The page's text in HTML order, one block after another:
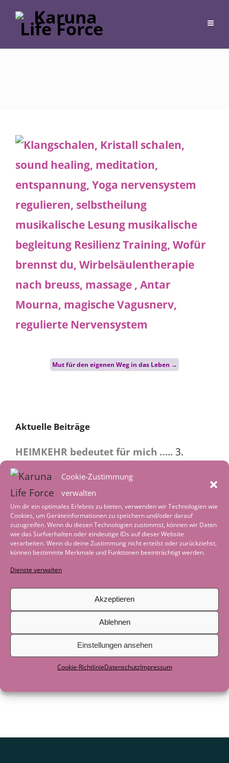
Cookie-Zustimmung
verwalten
Um dir ein optimales Erlebnis zu bieten, verwenden wir Technologien wie
Cookies, um Geräteinformationen zu speichern und/oder darauf
zuzugreifen. Wenn du diesen Technologien zustimmst, können wir Daten
wie das Surfverhalten oder eindeutige IDs auf dieser Website
verarbeiten. Wenn du deine Zustimmung nicht erteilst oder zurückziehst,
können bestimmte Merkmale und Funktionen beeinträchtigt werden.
Dienste verwalten
Akzeptieren
Ablehnen
Einstellungen ansehen
Cookie-RichtlinieDatenschutzImpressum
Post
navigation
Mut für den eigenen Weg in das Leben →
Aktuelle Beiträge
HEIMKEHR bedeutet für mich …..3.
August 2026
Heimkehr – in ein reguliertes
Nervensystem 2. August 2026
Worte der Achtsamkeit im August1.
August 2026
Tiefenentspannung – wenn die Welt leise
wird4. Juli 2026
Worte der Achtsamkeit im Juli
Geschichte zum Nachdenken: Als das
Boot nicht mehr gebraucht wurde29.
Als der See zum Lehrer wurde29. Juni